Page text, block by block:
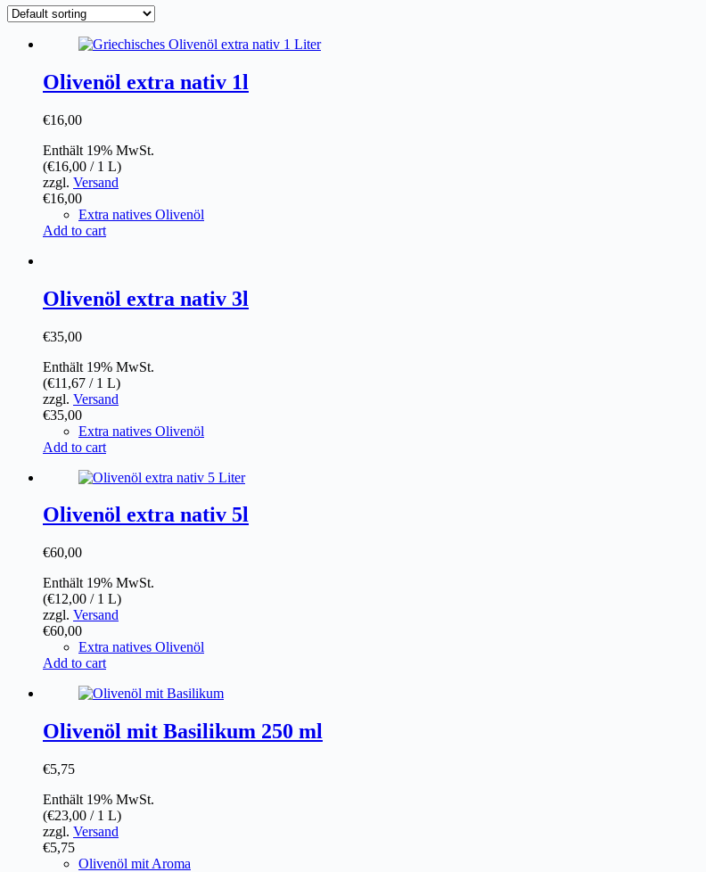
Olivenöl extra nativ 1l
€16,00
Enthält 19% MwSt.
(€16,00 / 1 L)
zzgl. Versand
€16,00
Extra natives Olivenöl
Add to cart
Olivenöl extra nativ 3l
€35,00
Enthält 19% MwSt.
(€11,67 / 1 L)
zzgl. Versand
€35,00
Extra natives Olivenöl
Add to cart
Olivenöl extra nativ 5l
€60,00
Enthält 19% MwSt.
(€12,00 / 1 L)
zzgl. Versand
€60,00
Extra natives Olivenöl
Add to cart
Olivenöl mit Basilikum 250 ml
€5,75
Enthält 19% MwSt.
(€23,00 / 1 L)
zzgl. Versand
€5,75
Olivenöl mit Aroma